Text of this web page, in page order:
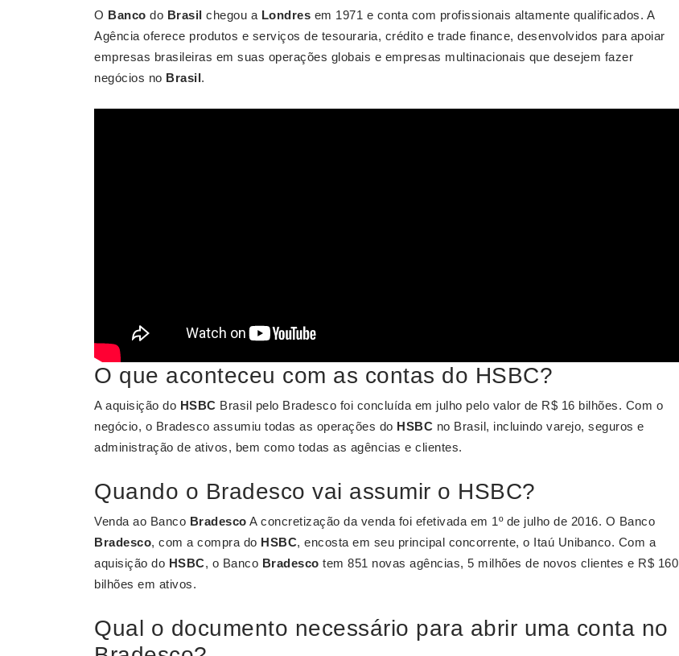
O Banco do Brasil chegou a Londres em 1971 e conta com profissionais altamente qualificados. A
Agência oferece produtos e serviços de tesouraria, crédito e trade finance, desenvolvidos para apoiar
empresas brasileiras em suas operações globais e empresas multinacionais que desejem fazer
negócios no Brasil.
O que aconteceu com as contas do HSBC?
A aquisição do HSBC Brasil pelo Bradesco foi concluída em julho pelo valor de R$ 16 bilhões. Com o
negócio, o Bradesco assumiu todas as operações do HSBC no Brasil, incluindo varejo, seguros e
administração de ativos, bem como todas as agências e clientes.
Quando o Bradesco vai assumir o HSBC?
Venda ao Banco Bradesco A concretização da venda foi efetivada em 1º de julho de 2016. O Banco
Bradesco, com a compra do HSBC, encosta em seu principal concorrente, o Itaú Unibanco. Com a
aquisição do HSBC, o Banco Bradesco tem 851 novas agências, 5 milhões de novos clientes e R$ 160
bilhões em ativos.
Qual o documento necessário para abrir uma conta no